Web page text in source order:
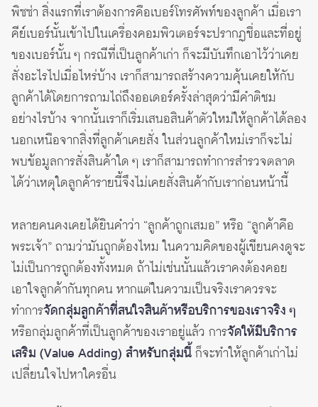
พิซซ่า สิ่งแรกที่เราต้องการคือเบอร์โทรศัพท์ของลูกค้า เมื่อเรา
คีย์เบอร์นั้นเข้าไปในเครื่องคอมพิวเตอร์จะปรากฏชื่อและที่อยู่
ของเบอร์นั้น ๆ กรณีที่เป็นลูกค้าเก่า ก็จะมีบันทึกเอาไว้ว่าเคย
สั่งอะไรไปเมื่อไหร่บ้าง เราก็สามารถสร้างความคุ้นเคยให้กับ
ลูกค้าได้โดยการถามไถ่ถึงออเดอร์ครั้งล่าสุดว่ามีคำติชม
อย่างไรบ้าง จากนั้นเราก็เริ่มเสนอสินค้าตัวใหม่ให้ลูกค้าได้ลอง
นอกเหนือจากสิ่งที่ลูกค้าเคยสั่ง ในส่วนลูกค้าใหม่เราก็จะไม่
พบข้อมูลการสั่งสินค้าใด ๆ เราก็สามารถทำการสำรวจตลาด
ได้ว่าเหตุใดลูกค้ารายนี้จึงไม่เคยสั่งสินค้ากับเราก่อนหน้านี้
หลายคนคงเคยได้ยินคำว่า “ลูกค้าถูกเสมอ” หรือ “ลูกค้าคือ
พระเจ้า” ถามว่ามันถูกต้องไหม ในความคิดของผู้เขียนคงดูจะ
ไม่เป็นการถูกต้องทั้งหมด ถ้าไม่เช่นนั้นแล้วเราคงต้องคอย
เอาใจลูกค้ากันทุกคน หากแต่ในความเป็นจริงเราควรจะ
ทำการจัดกลุ่มลูกค้าที่สนใจสินค้าหรือบริการของเราจริง ๆ
หรือกลุ่มลูกค้าที่เป็นลูกค้าของเราอยู่แล้ว การจัดให้มีบริการ
เสริม (Value Adding) สำหรับกลุ่มนี้ก็จะทำให้ลูกค้าเก่าไม่
เปลี่ยนใจไปหาใครอื่น